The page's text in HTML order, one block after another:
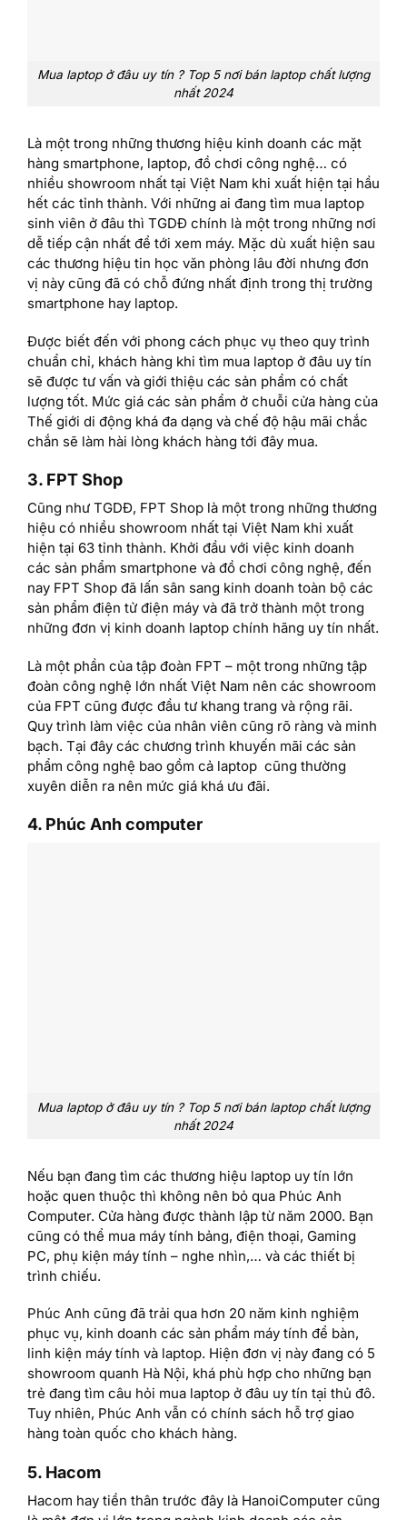
Mua laptop ở đâu uy tín ? Top 5 nơi bán laptop chất lượng
nhất 2024
Là một trong những thương hiệu kinh doanh các mặt
hàng smartphone, laptop, đồ chơi công nghệ… có
nhiều showroom nhất tại Việt Nam khi xuất hiện tại hầu
hết các tỉnh thành. Với những ai đang tìm mua laptop
sinh viên ở đâu thì TGDĐ chính là một trong những nơi
dễ tiếp cận nhất để tới xem máy. Mặc dù xuất hiện sau
các thương hiệu tin học văn phòng lâu đời nhưng đơn
vị này cũng đã có chỗ đứng nhất định trong thị trường
smartphone hay laptop.
Được biết đến với phong cách phục vụ theo quy trình
chuẩn chỉ, khách hàng khi tìm mua laptop ở đâu uy tín
sẽ được tư vấn và giới thiệu các sản phẩm có chất
lượng tốt. Mức giá các sản phẩm ở chuỗi cửa hàng của
Thế giới di động khá đa dạng và chế độ hậu mãi chắc
chắn sẽ làm hài lòng khách hàng tới đây mua.
3. FPT Shop
Cũng như TGDĐ, FPT Shop là một trong những thương
hiệu có nhiều showroom nhất tại Việt Nam khi xuất
hiện tại 63 tỉnh thành. Khởi đầu với việc kinh doanh
các sản phẩm smartphone và đồ chơi công nghệ, đến
nay FPT Shop đã lấn sân sang kinh doanh toàn bộ các
sản phẩm điện tử điện máy và đã trở thành một trong
những đơn vị kinh doanh laptop chính hãng uy tín nhất.
Là một phần của tập đoàn FPT – một trong những tập
đoàn công nghệ lớn nhất Việt Nam nên các showroom
của FPT cũng được đầu tư khang trang và rộng rãi.
Quy trình làm việc của nhân viên cũng rõ ràng và minh
bạch. Tại đây các chương trình khuyến mãi các sản
phẩm công nghệ bao gồm cả laptop cũng thường
xuyên diễn ra nên mức giá khá ưu đãi.
4. Phúc Anh computer
Mua laptop ở đâu uy tín ? Top 5 nơi bán laptop chất lượng
nhất 2024
Nếu bạn đang tìm các thương hiệu laptop uy tín lớn
hoặc quen thuộc thì không nên bỏ qua Phúc Anh
Computer. Cửa hàng được thành lập từ năm 2000. Bạn
cũng có thể mua máy tính bảng, điện thoại, Gaming
PC, phụ kiện máy tính – nghe nhìn,… và các thiết bị
trình chiếu.
Phúc Anh cũng đã trải qua hơn 20 năm kinh nghiệm
phục vụ, kinh doanh các sản phẩm máy tính để bàn,
linh kiện máy tính và laptop. Hiện đơn vị này đang có 5
showroom quanh Hà Nội, khá phù hợp cho những bạn
trẻ đang tìm câu hỏi mua laptop ở đâu uy tín tại thủ đô.
Tuy nhiên, Phúc Anh vẫn có chính sách hỗ trợ giao
hàng toàn quốc cho khách hàng.
5. Hacom
Hacom hay tiền thân trước đây là HanoiComputer cũng